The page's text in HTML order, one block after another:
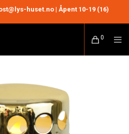
huset.no | Åpent 10-19 (16)
0